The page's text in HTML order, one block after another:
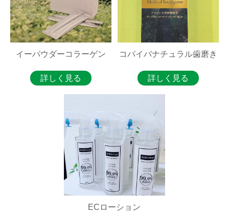
イーパウダーコラーゲン
詳しく見る
コパイバナチュラル歯磨き
詳しく見る
ECローション